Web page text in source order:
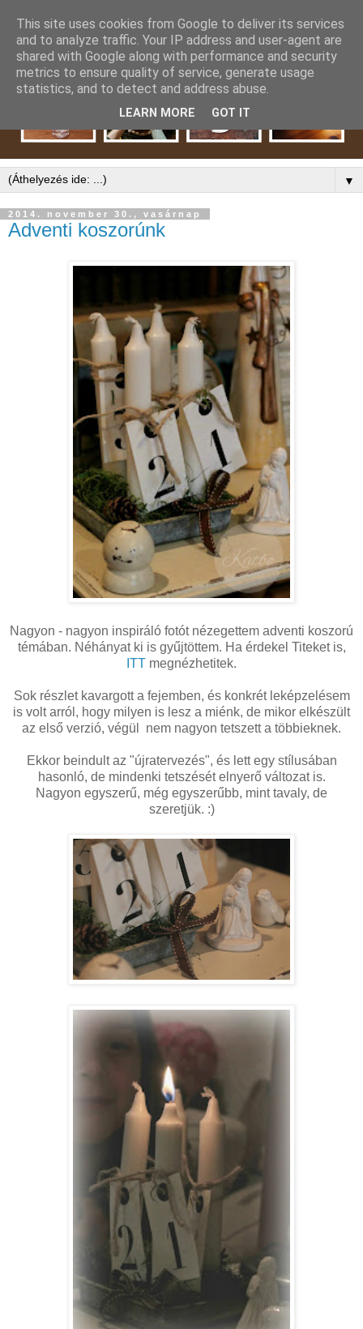
▼
2014. november 30., vasárnap
Adventi koszorúnk
Nagyon - nagyon inspiráló fotót nézegettem adventi koszorú
témában. Néhányat ki is gyűjtöttem. Ha érdekel Titeket is,
ITT megnézhetitek.
Sok részlet kavargott a fejemben, és konkrét leképzelésem
is volt arról, hogy milyen is lesz a miénk, de mikor elkészült
az első verzió, végül nem nagyon tetszett a többieknek.
Ekkor beindult az "újratervezés", és lett egy stílusában
hasonló, de mindenki tetszését elnyerő változat is.
Nagyon egyszerű, még egyszerűbb, mint tavaly, de
szeretjük. :)
This site uses cookies from Google to deliver its services
and to analyze traffic. Your IP address and user-agent are
shared with Google along with performance and security
metrics to ensure quality of service, generate usage
statistics, and to detect and address abuse.
LEARN MORE GOT IT